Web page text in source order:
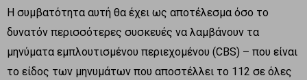
Η συμβατότητα αυτή θα έχει ως αποτέλεσμα όσο το
δυνατόν περισσότερες συσκευές να λαμβάνουν τα
μηνύματα εμπλουτισμένου περιεχομένου (CBS) – που είναι
το είδος των μηνυμάτων που αποστέλλει το 112 σε όλες